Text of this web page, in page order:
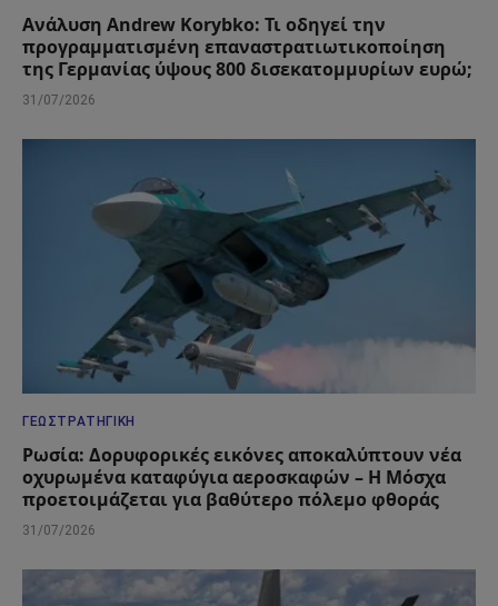
Ανάλυση Andrew Korybko: Τι οδηγεί την
προγραμματισμένη επαναστρατιωτικοποίηση
της Γερμανίας ύψους 800 δισεκατομμυρίων ευρώ;
31/07/2026
ΓΕΩΣΤΡΑΤΗΓΙΚΉ
Ρωσία: Δορυφορικές εικόνες αποκαλύπτουν νέα
οχυρωμένα καταφύγια αεροσκαφών – Η Μόσχα
προετοιμάζεται για βαθύτερο πόλεμο φθοράς
31/07/2026